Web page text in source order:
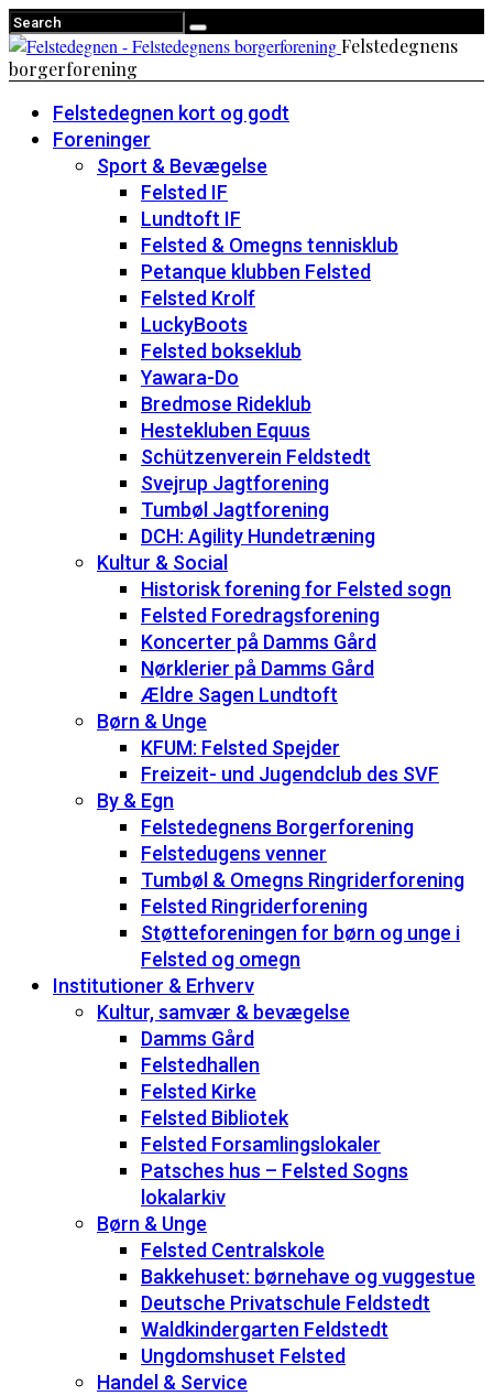
Felstedegnens
borgerforening
Felstedegnen kort og godt
Foreninger
Sport & Bevægelse
Felsted IF
Lundtoft IF
Felsted & Omegns tennisklub
Petanque klubben Felsted
Felsted Krolf
LuckyBoots
Felsted bokseklub
Yawara-Do
Bredmose Rideklub
Hestekluben Equus
Schützenverein Feldstedt
Svejrup Jagtforening
Tumbøl Jagtforening
DCH: Agility Hundetræning
Kultur & Social
Historisk forening for Felsted sogn
Felsted Foredragsforening
Koncerter på Damms Gård
Nørklerier på Damms Gård
Ældre Sagen Lundtoft
Børn & Unge
KFUM: Felsted Spejder
Freizeit- und Jugendclub des SVF
By & Egn
Felstedegnens Borgerforening
Felstedugens venner
Tumbøl & Omegns Ringriderforening
Felsted Ringriderforening
Støtteforeningen for børn og unge i
Felsted og omegn
Institutioner & Erhverv
Kultur, samvær & bevægelse
Damms Gård
Felstedhallen
Felsted Kirke
Felsted Bibliotek
Felsted Forsamlingslokaler
Patsches hus – Felsted Sogns
lokalarkiv
Børn & Unge
Felsted Centralskole
Bakkehuset: børnehave og vuggestue
Deutsche Privatschule Feldstedt
Waldkindergarten Feldstedt
Ungdomshuset Felsted
Handel & Service